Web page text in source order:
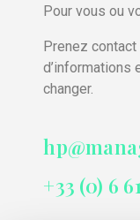
Pour vous ou
Prenez
d’informations
changer.
+33 (0) 6